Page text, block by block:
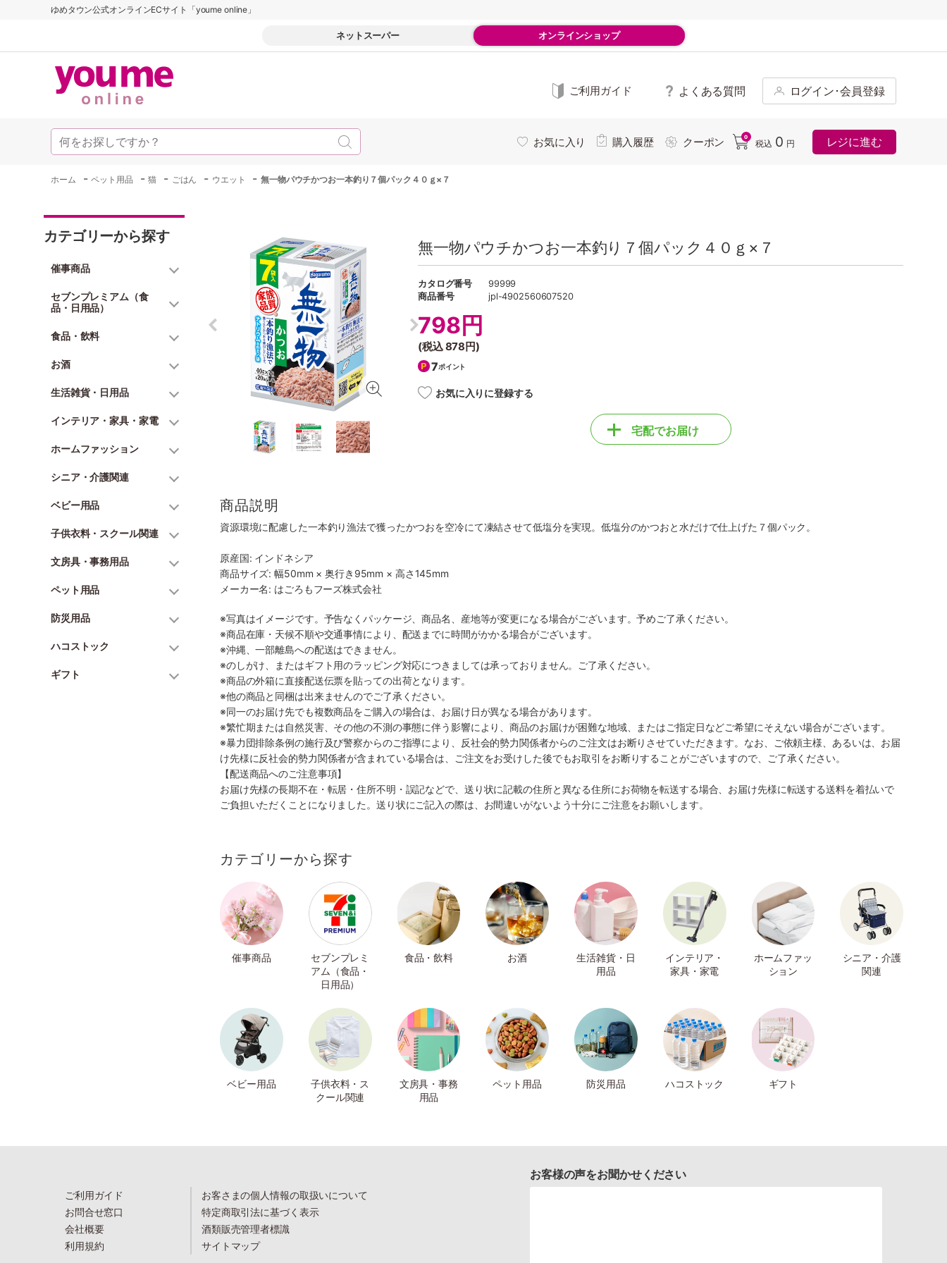
ゆめタウン公式オンラインECサイト「youme online」
ネットスーパー オンラインショップ
ご利用ガイド よくある質問 ログイン･会員登録
お気に入り 購入履歴 クーポン 0
税込 0 円 レジに進む
ホーム -ペット用品 -猫 - ごはん - ウエット -無一物パウチかつお一本釣り７個パック４０ｇ×７
カテゴリーから探す
催事商品
セブンプレミアム（食
品・日用品）
食品・飲料
お酒
生活雑貨・日用品
インテリア・家具・家電
ホームファッション
シニア・介護関連
ベビー用品
子供衣料・スクール関連
文房具・事務用品
ペット用品
防災用品
ハコストック
ギフト
無一物パウチかつお一本釣り７個パック４０ｇ×７
カタログ番号
99999
商品番号
jpl-4902560607520
798円
(税込878円)
7ポイント
お気に入りに登録する
宅配でお届け
商品説明
資源環境に配慮した一本釣り漁法で獲ったかつおを空冷にて凍結させて低塩分を実現。低塩分のかつおと水だけで仕上げた７個パック。
原産国: インドネシア
商品サイズ: 幅50mm × 奥行き95mm × 高さ145mm
メーカー名: はごろもフーズ株式会社
※写真はイメージです。予告なくパッケージ、商品名、産地等が変更になる場合がございます。予めご了承ください。
※商品在庫・天候不順や交通事情により、配送までに時間がかかる場合がございます。
※沖縄、一部離島への配送はできません。
※のしがけ、またはギフト用のラッピング対応につきましては承っておりません。ご了承ください。
※商品の外箱に直接配送伝票を貼っての出荷となります。
※他の商品と同梱は出来ませんのでご了承ください。
※同一のお届け先でも複数商品をご購入の場合は、お届け日が異なる場合があります。
※繁忙期または自然災害、その他の不測の事態に伴う影響により、商品のお届けが困難な地域、またはご指定日などご希望にそえない場合がございます。
※暴力団排除条例の施行及び警察からのご指導により、反社会的勢力関係者からのご注文はお断りさせていただきます。なお、ご依頼主様、あるいは、お届
け先様に反社会的勢力関係者が含まれている場合は、ご注文をお受けした後でもお取引をお断りすることがございますので、ご了承ください。
【配送商品へのご注意事項】
お届け先様の長期不在・転居・住所不明・誤記などで、送り状に記載の住所と異なる住所にお荷物を転送する場合、お届け先様に転送する送料を着払いで
ご負担いただくことになりました。送り状にご記入の際は、お間違いがないよう十分にご注意をお願いします。
カテゴリーから探す
催事商品
セブンプレミ
アム（食品・
日用品）
食品・飲料 お酒
生活雑貨・日
用品
インテリア・
家具・家電
ホームファッ
ション
シニア・介護
関連
ベビー用品
子供衣料・ス
クール関連
文房具・事務
用品
ペット用品 防災用品 ハコストック ギフト
ご利用ガイド
お問合せ窓口
会社概要
利用規約
お客さまの個人情報の取扱いについて
特定商取引法に基づく表示
酒類販売管理者標識
サイトマップ
お客様の声をお聞かせください